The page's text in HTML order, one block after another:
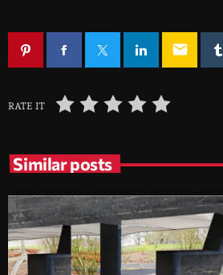
email
RATE IT
Similar posts